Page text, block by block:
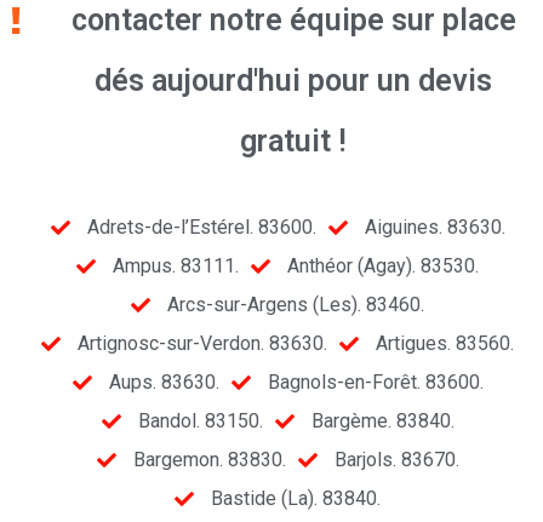
contacter notre équipe sur place
dés aujourd'hui pour un devis
gratuit !
Adrets-de-l’Estérel. 83600.
Aiguines. 83630.
Ampus. 83111.
Anthéor (Agay). 83530.
Arcs-sur-Argens (Les). 83460.
Artignosc-sur-Verdon. 83630.
Artigues. 83560.
Aups. 83630.
Bagnols-en-Forêt. 83600.
Bandol. 83150.
Bargème. 83840.
Bargemon. 83830.
Barjols. 83670.
Bastide (La). 83840.